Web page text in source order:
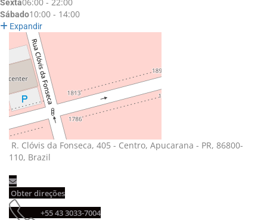
Sexta
Sábado10:00 - 14:00
Expandir
R. Clóvis da Fonseca, 405 - Centro, Apucarana - PR, 86800-
110, Brazil
Obter direções
+55 43 3033-7004